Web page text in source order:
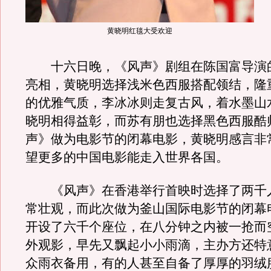
黄晓明红毯大受欢迎
十六日晚，《风声》剧组在陈国富导演
亮相，黄晓明选择浅米色西服搭配领结，隆
的优雅气质，李冰冰则走复古风，着水墨山
晓明相得益彰，而苏有朋也选择黑色西服酷
声》做为电影节的闭幕电影，黄晓明感言非
望更多的中国电影能走入世界各国。
《风声》在香港举行首映时选择了两千
常壮观，而此次做为釜山国际电影节的闭幕
开设了六千个座位，在八分钟之内被一抢而
外观影，早先又飘起小小雨滴，主办方还特
众雨衣备用，有的人甚至自备了厚厚的羽绒